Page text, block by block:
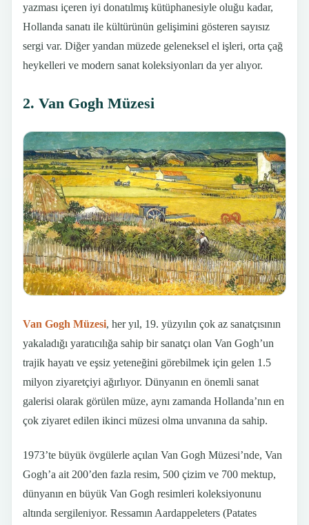
yazması içeren iyi donatılmış kütüphanesiyle oluğu kadar,
Hollanda sanatı ile kültürünün gelişimini gösteren sayısız
sergi var. Diğer yandan müzede geleneksel el işleri, orta çağ
heykelleri ve modern sanat koleksiyonları da yer alıyor.
2. Van Gogh Müzesi
Van Gogh Müzesi, her yıl, 19. yüzyılın çok az sanatçısının
yakaladığı yaratıcılığa sahip bir sanatçı olan Van Gogh’un
trajik hayatı ve eşsiz yeteneğini görebilmek için gelen 1.5
milyon ziyaretçiyi ağırlıyor. Dünyanın en önemli sanat
galerisi olarak görülen müze, aynı zamanda Hollanda’nın en
çok ziyaret edilen ikinci müzesi olma unvanına da sahip.
1973’te büyük övgülerle açılan Van Gogh Müzesi’nde, Van
Gogh’a ait 200’den fazla resim, 500 çizim ve 700 mektup,
dünyanın en büyük Van Gogh resimleri koleksiyonunu
altında sergileniyor. Ressamın Aardappeleters (Patates